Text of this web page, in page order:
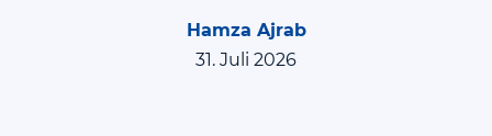
Hamza Ajrab
31. Juli 2026